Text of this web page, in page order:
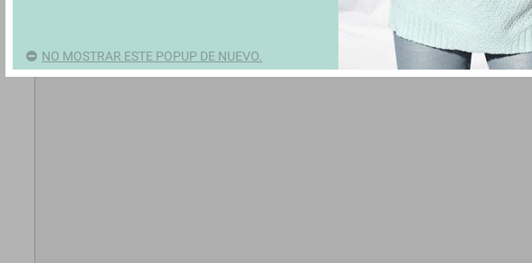
NO MOSTRAR ESTE POPUP DE NUEVO.